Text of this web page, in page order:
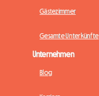
Gästezimmer
Gesamte Unterkünfte
Unternehmen
Blog